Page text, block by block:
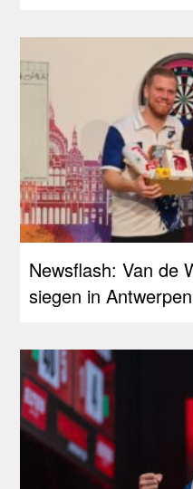
Newsflash: Van de
siegen in Antwerpen